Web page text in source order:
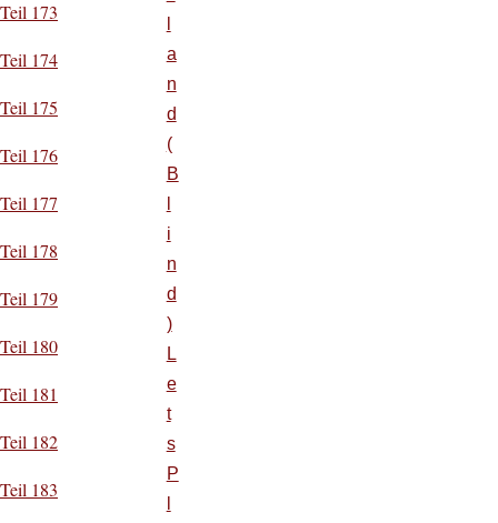
Teil 173
Teil 174
Teil 175
Teil 176
Teil 177
Teil 178
Teil 179
Teil 180
Teil 181
Teil 182
Teil 183
a
n
d
(
B
i
n
d
)
L
e
t
s
P